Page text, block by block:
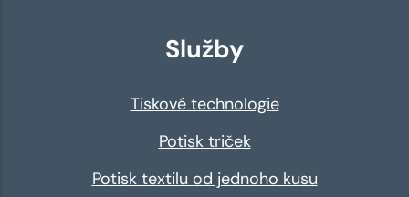
Služby
Tiskové technologie
Potisk triček
Potisk textilu od jednoho kusu